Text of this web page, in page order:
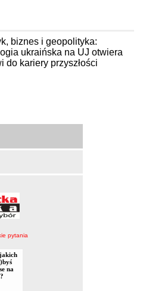
pytania
biznes i geopolityka:
ukraińska na UJ otwiera
do kariery przyszłości